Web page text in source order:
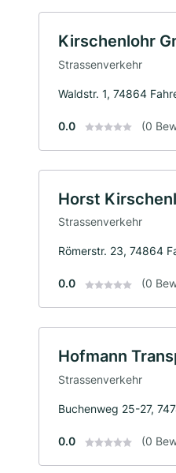
Kirschenlohr
Strassenverkehr
Waldstr. 1, 74864
0.0 (0
Horst
Strassenverkehr
Römerstr. 23, 74864
0.0 (0
Hofmann
Strassenverkehr
Buchenweg 25-27,
0.0 (0